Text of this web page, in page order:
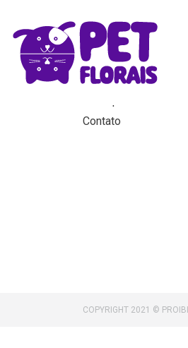
MENU
Home
Produtos
Contato
COPYRIGHT 2021 ©